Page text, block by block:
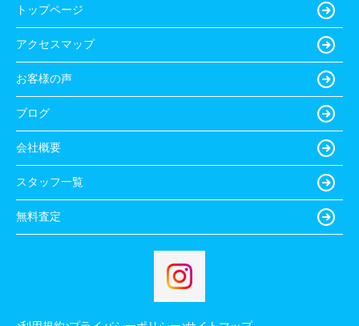
トップページ
アクセスマップ
お客様の声
ブログ
会社概要
スタッフ一覧
無料査定